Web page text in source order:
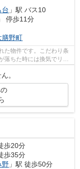
台 」駅 バス10
停歩11分
膳野町
た物件です。こだわり条
落ちた時には換気でリフ
。
歩20分
歩35分
野 」駅 徒歩50分